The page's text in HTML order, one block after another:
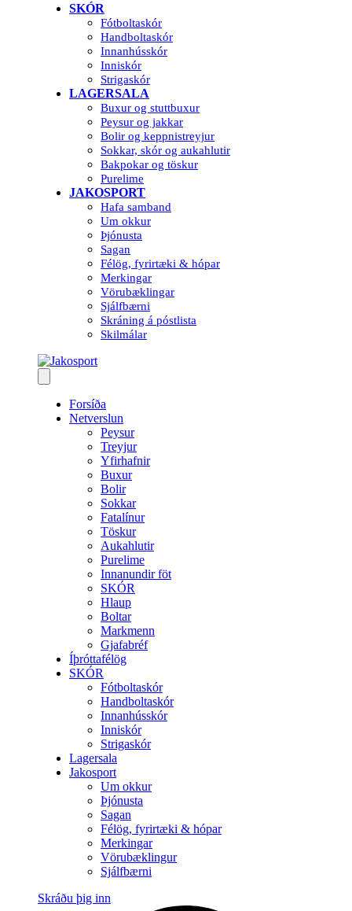
SKÓR
Fótboltaskór
Handboltaskór
Innanhússkór
Inniskór
Strigaskór
LAGERSALA
Buxur og stuttbuxur
Peysur og jakkar
Bolir og keppnistreyjur
Sokkar, skór og aukahlutir
Bakpokar og töskur
Purelime
JAKOSPORT
Hafa samband
Um okkur
Þjónusta
Sagan
Félög, fyrirtæki & hópar
Merkingar
Vörubæklingar
Sjálfbærni
Skráning á póstlista
Skilmálar
Forsíða
Netverslun
Peysur
Treyjur
Yfirhafnir
Buxur
Bolir
Sokkar
Fatalínur
Töskur
Aukahlutir
Purelime
Innanundir föt
SKÓR
Hlaup
Boltar
Markmenn
Gjafabréf
Íþróttafélög
SKÓR
Fótboltaskór
Handboltaskór
Innanhússkór
Inniskór
Strigaskór
Lagersala
Jakosport
Um okkur
Þjónusta
Sagan
Félög, fyrirtæki & hópar
Merkingar
Vörubæklingur
Sjálfbærni
Skráðu þig inn